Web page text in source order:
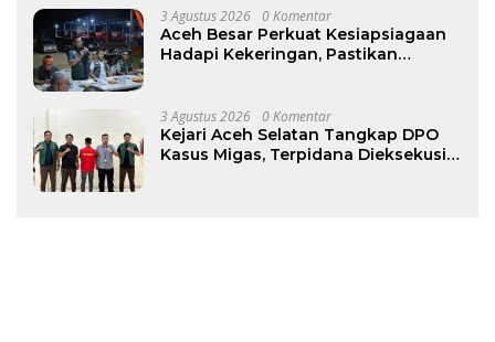
3 Agustus 2026 0 Komentar
Aceh Besar Perkuat Kesiapsiagaan
Hadapi Kekeringan, Pastikan
3 Agustus 2026 0 Komentar
Kejari Aceh Selatan Tangkap DPO
Kasus Migas, Terpidana Dieksekusi